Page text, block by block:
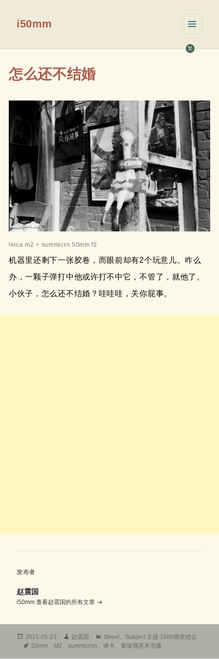
繁
i50mm
挂件
怎么还不结婚
leica m2 + summicrn 50mm f2
机器里还剩下一张胶卷，而眼前却有2个玩意儿。咋么
办，一颗子弹打中他或许打不中它，不管了，就他了。
小伙子，怎么还不结婚？哇哇哇，关你屁事。
发布者
赵震国
i50mm查看赵震国的所有文章
发
布
2021-05-23
作
者
赵震国
分
类
Street、 Subject 主题 1000视觉错位
标
50mm 、 M2 、summicron 、徕卡 、黄玻璃苏米克隆